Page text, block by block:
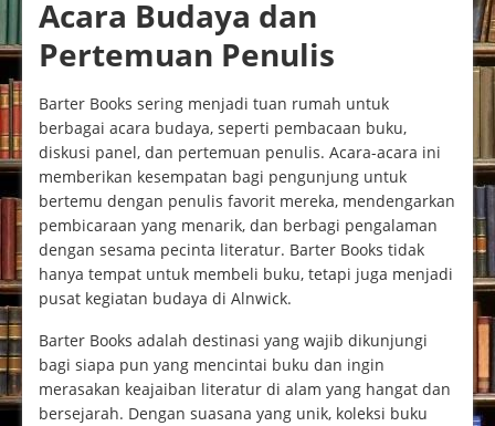
Acara Budaya dan
Pertemuan Penulis
Barter Books sering menjadi tuan rumah untuk
berbagai acara budaya, seperti pembacaan buku,
diskusi panel, dan pertemuan penulis. Acara-acara ini
memberikan kesempatan bagi pengunjung untuk
bertemu dengan penulis favorit mereka, mendengarkan
pembicaraan yang menarik, dan berbagi pengalaman
dengan sesama pecinta literatur. Barter Books tidak
hanya tempat untuk membeli buku, tetapi juga menjadi
pusat kegiatan budaya di Alnwick.
Barter Books adalah destinasi yang wajib dikunjungi
bagi siapa pun yang mencintai buku dan ingin
merasakan keajaiban literatur di alam yang hangat dan
bersejarah. Dengan suasana yang unik, koleksi buku